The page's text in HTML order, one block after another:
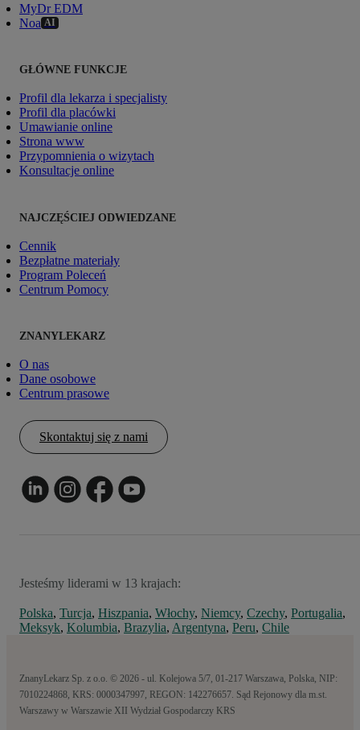
MyDr EDM
Noa AI
GŁÓWNE FUNKCJE
Profil dla lekarza i specjalisty
Profil dla placówki
Umawianie online
Strona www
Przypomnienia o wizytach
Konsultacje online
NAJCZĘŚCIEJ ODWIEDZANE
Cennik
Bezpłatne materiały
Program Poleceń
Centrum Pomocy
ZNANYLEKARZ
O nas
Dane osobowe
Centrum prasowe
Skontaktuj się z nami
Jesteśmy liderami w 13 krajach:
Polska, Turcja, Hiszpania, Włochy, Niemcy, Czechy, Portugalia,
Meksyk, Kolumbia, Brazylia, Argentyna, Peru, Chile
ZnanyLekarz Sp. z o.o. © 2026 - ul. Kolejowa 5/7, 01-217 Warszawa, Polska, NIP:
7010224868, KRS: 0000347997, REGON: 142276657. Sąd Rejonowy dla m.st.
Warszawy w Warszawie XII Wydział Gospodarczy KRS